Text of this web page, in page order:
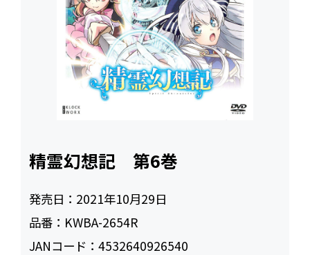
精霊幻想記 第6巻
発売日： 2021年10月29日
品番： KWBA-2654R
JANコード：4532640926540